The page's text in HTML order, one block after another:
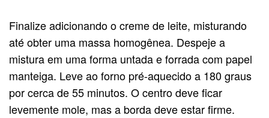
Finalize adicionando o creme de leite, misturando
até obter uma massa homogênea. Despeje a
mistura em uma forma untada e forrada com papel
manteiga. Leve ao forno pré-aquecido a 180 graus
por cerca de 55 minutos. O centro deve ficar
levemente mole, mas a borda deve estar firme.